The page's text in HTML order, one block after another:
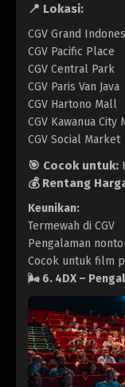
📍 Lokasi:
CGV Grand
CGV Pacific Place
CGV Central Park
CGV Paris Van Java
CGV Hartono Mall
CGV Kawanua City
CGV Social Market
🎯 Cocok untuk:
💰 Rentang
Keunikan:
Termewah di CGV
Pengalaman
Cocok untuk film
🌬️ 6. 4DX –